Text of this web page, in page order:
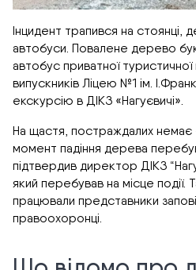
Інцидент трапився на стоянці,
автобуси. Повалене дерево
автобус приватної туристичної
випускників Ліцею №1 ім.
екскурсію в ДІКЗ «Нагуєвичі».
На щастя, постраждалих немає
момент падіння дерева
підтвердив директор ДІКЗ
який перебував на місце події.
працювали представники
правоохоронці.